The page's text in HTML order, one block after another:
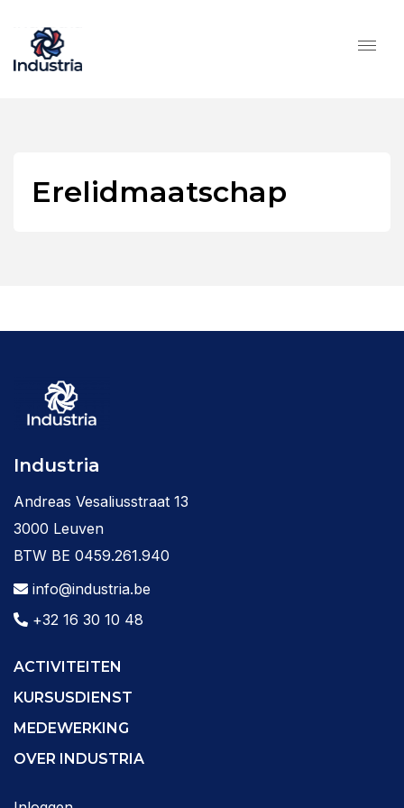
Erelidmaatschap
Industria
Andreas Vesaliusstraat 13
3000 Leuven
BTW BE 0459.261.940
info@industria.be
+32 16 30 10 48
ACTIVITEITEN
KURSUSDIENST
MEDEWERKING
OVER INDUSTRIA